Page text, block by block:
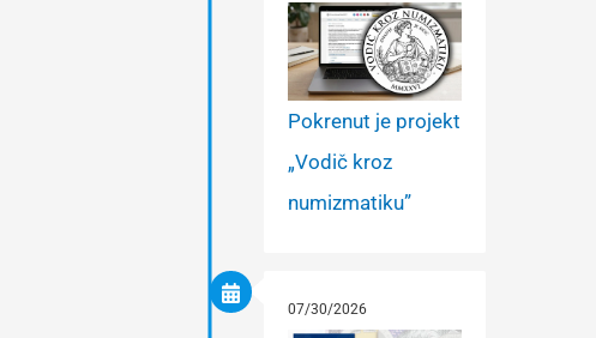
Pokrenut je projekt
„Vodič kroz
numizmatiku”
07/30/2026